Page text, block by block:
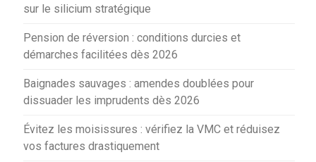
sur le silicium stratégique
Pension de réversion : conditions durcies et
démarches facilitées dès 2026
Baignades sauvages : amendes doublées pour
dissuader les imprudents dès 2026
Évitez les moisissures : vérifiez la VMC et réduisez
vos factures drastiquement